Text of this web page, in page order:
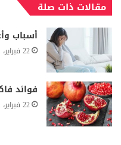
مقالات ذات صلة
أسباب
22 فبراير، 2021
فوائد
22 فبراير، 2021